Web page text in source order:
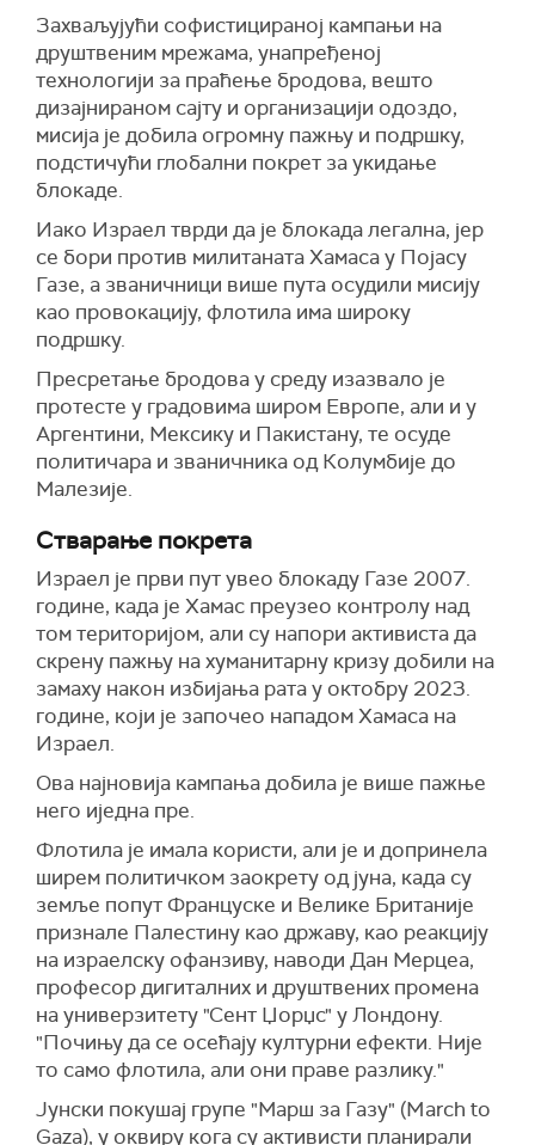
Захваљујући софистицираној кампањи на
друштвеним мрежама, унапређеној
технологији за праћење бродова, вешто
дизајнираном сајту и организацији одоздо,
мисија је добила огромну пажњу и подршку,
подстичући глобални покрет за укидање
блокаде.
Иако Израел тврди да је блокада легална, јер
се бори против милитаната Хамаса у Појасу
Газе, а званичници више пута осудили мисију
као провокацију, флотила има широку
подршку.
Пресретање бродова у среду изазвало је
протесте у градовима широм Европе, али и у
Аргентини, Мексику и Пакистану, те осуде
политичара и званичника од Колумбије до
Малезије.
Стварање покрета
Израел је први пут увео блокаду Газе 2007.
године, када је Хамас преузео контролу над
том територијом, али су напори активиста да
скрену пажњу на хуманитарну кризу добили на
замаху након избијања рата у октобру 2023.
године, који је започео нападом Хамаса на
Израел.
Ова најновија кампања добила је више пажње
него иједна пре.
Флотила је имала користи, али је и допринела
ширем политичком заокрету од јуна, када су
земље попут Француске и Велике Британије
признале Палестину као државу, као реакцију
на израелску офанзиву, наводи Дан Мерцеа,
професор дигиталних и друштвених промена
на универзитету "Сент Џорџс" у Лондону.
"Почињу да се осећају културни ефекти. Није
то само флотила, али они праве разлику."
Јунски покушај групе "Марш за Газу" (March to
Gaza), у оквиру кога су активисти планирали